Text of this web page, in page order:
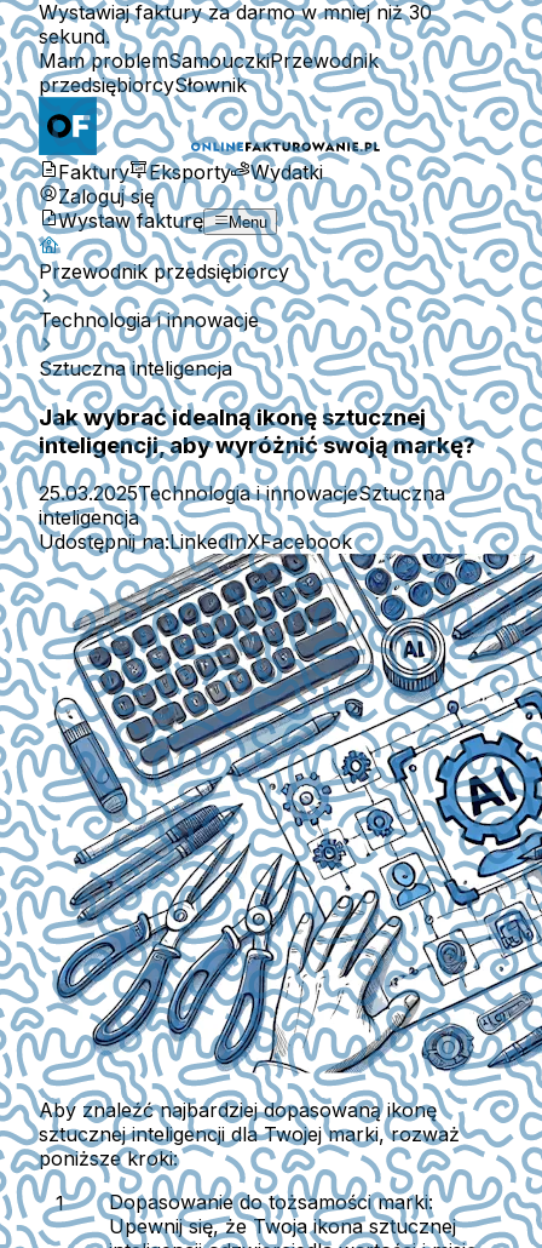
Wystawiaj faktury za darmo w mniej niż 30
sekund.
Mam problemSamouczkiPrzewodnik
przedsiębiorcySłownik
Faktury Eksporty
Wydatki
Zaloguj się
Wystaw fakturę
Menu
Przewodnik przedsiębiorcy
Technologia i innowacje
Sztuczna inteligencja
Jak wybrać idealną ikonę sztucznej
inteligencji, aby wyróżnić swoją markę?
25.03.2025Technologia i innowacjeSztuczna
inteligencja
Udostępnij na:LinkedInXFacebook
Aby znaleźć najbardziej dopasowaną ikonę
sztucznej inteligencji dla Twojej marki, rozważ
poniższe kroki:
Dopasowanie do tożsamości marki:
Upewnij się, że Twoja ikona sztucznej